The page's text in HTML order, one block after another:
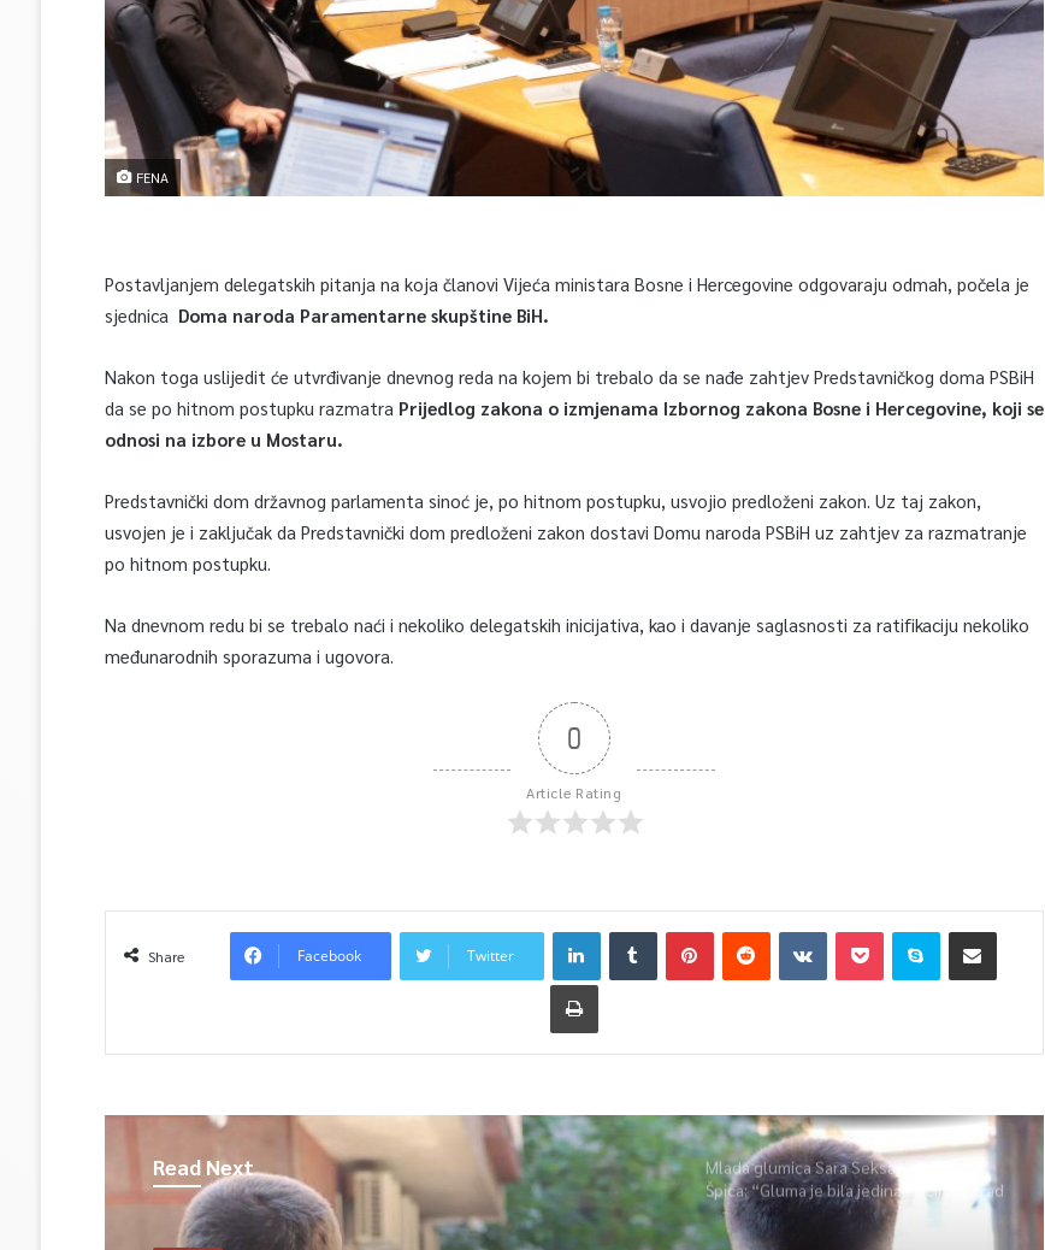
FENA
Postavljanjem delegatskih pitanja na koja članovi Vijeća ministara Bosne i Hercegovine odgovaraju odmah, počela je
sjednica Doma naroda Paramentarne skupštine BiH.
Nakon toga uslijedit će utvrđivanje dnevnog reda na kojem bi trebalo da se nađe zahtjev Predstavničkog doma PSBiH
da se po hitnom postupku razmatra Prijedlog zakona o izmjenama Izbornog zakona Bosne i Hercegovine, koji se
odnosi na izbore u Mostaru.
Predstavnički dom državnog parlamenta sinoć je, po hitnom postupku, usvojio predloženi zakon. Uz taj zakon,
usvojen je i zaključak da Predstavnički dom predloženi zakon dostavi Domu naroda PSBiH uz zahtjev za razmatranje
po hitnom postupku.
Na dnevnom redu bi se trebalo naći i nekoliko delegatskih inicijativa, kao i davanje saglasnosti za ratifikaciju nekoliko
međunarodnih sporazuma i ugovora.
0
Article Rating
Share Facebook Twitter
Read Next
Mlada glumica Sara Seksan u emisiji
Špica: “Gluma je bila jedina opcija, uz rad
i disciplinu sve je moguće”